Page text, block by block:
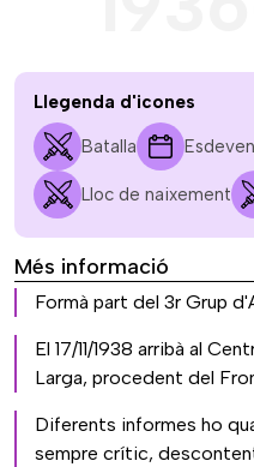
Llegenda d'icones
Batalla
Lloc de naixement
Més informació
Formà part del 3r Grup
El 17/11/1938 arribà al
Larga, procedent del
Diferents informes ho
sempre crític,